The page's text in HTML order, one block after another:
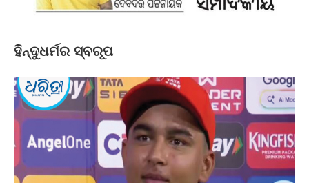
ହିନ୍ଦୁଧର୍ମର ସ୍ବରୂପ